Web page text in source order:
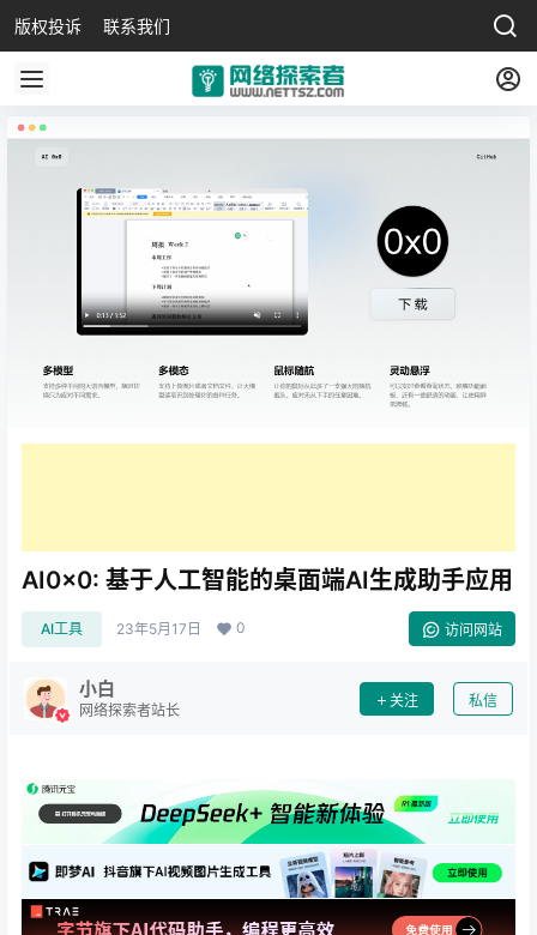
版权投诉 联系我们
AI0x0: 基于人工智能的桌面端AI生成助手应用
AI工具 23年5月17日 0 访问网站
小白
网络探索者站长
关注 私信